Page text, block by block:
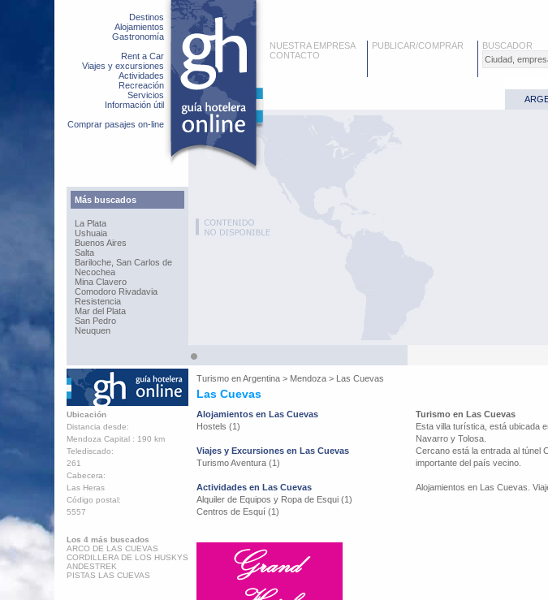
Destinos
Alojamientos
Gastronomía
Rent a Car
Viajes y excursiones
Actividades
Recreación
Servicios
Información útil
Comprar pasajes on-line
Más buscados
La Plata
Ushuaia
Buenos Aires
Salta
Bariloche, San Carlos de
Necochea
Mina Clavero
Comodoro Rivadavia
Resistencia
Mar del Plata
San Pedro
Neuquen
NUESTRA EMPRESA
CONTACTO
PUBLICAR/COMPRAR BUSCADOR
Turismo enArgentina > Mendoza > Las Cuevas
Las Cuevas
Ubicación
Distancia desde:
Mendoza Capital : 190 km
Telediscado:
261
Cabecera:
Las Heras
Código postal:
5557
Los 4 más buscados
ARCO DE LAS CUEVAS
CORDILLERA DE LOS HUSKYS
ANDESTREK
PISTAS LAS CUEVAS
Alojamientos en Las Cuevas
Hostels (1)
Viajes y Excursiones en Las Cuevas
Turismo Aventura (1)
Actividades en Las Cuevas
Alquiler de Equipos y Ropa de Esqui (1)
Centros de Esquí (1)
Turismo en Las Cuevas
Esta villa turística, está ubicada
Navarro y Tolosa.
Cercano está la entrada al túnel
importante del país vecino.
Alojamientos en Las Cuevas.